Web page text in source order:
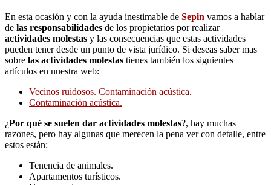
En esta ocasión y con la ayuda inestimable de Sepin vamos a hablar
de las responsabilidades de los propietarios por realizar
actividades molestas y las consecuencias que estas actividades
pueden tener desde un punto de vista jurídico. Si deseas saber mas
sobre las actividades molestas tienes también los siguientes
artículos en nuestra web:
Vecinos ruidosos. Contaminación acústica.
Contaminación acústica.
¿Por qué se suelen dar actividades molestas?, hay muchas
razones, pero hay algunas que merecen la pena ver con detalle, entre
estos están:
Tenencia de animales.
Apartamentos turísticos.